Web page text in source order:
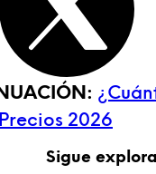
2026
Sigue